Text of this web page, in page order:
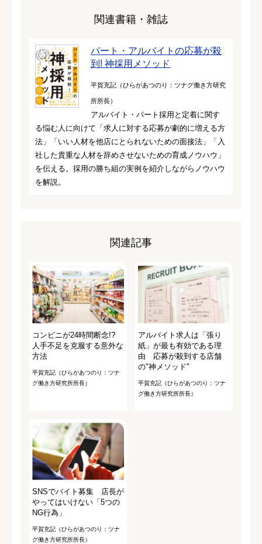
関連書籍・雑誌
パート・アルバイトの応募が殺
到! 神採用メソッド
平賀充記（ひらがあつのり：ツナグ働き方研究
所所長）
アルバイト・パート採用と定着に関す
る悩む人に向けて「求人に対する応募が劇的に増える方
法」「いい人材を他店にとられないための面接法」「入
社した貴重な人材を辞めさせないための育成ノウハウ」
を伝える。採用の勝ち組の実例を紹介しながらノウハウ
を解説。
関連記事
コンビニが24時間断念!?
人手不足を克服する意外な
方法
平賀充記（ひらがあつのり：ツナ
グ働き方研究所所長）
アルバイト求人は「張り
紙」が最も有効である理
由 応募が殺到する店舗
の"神メソッド"
平賀充記（ひらがあつのり：ツナ
グ働き方研究所所長）
SNSでバイト募集 店長が
やってはいけない「5つの
NG行為」
平賀充記（ひらがあつのり：ツナ
グ働き方研究所所長）